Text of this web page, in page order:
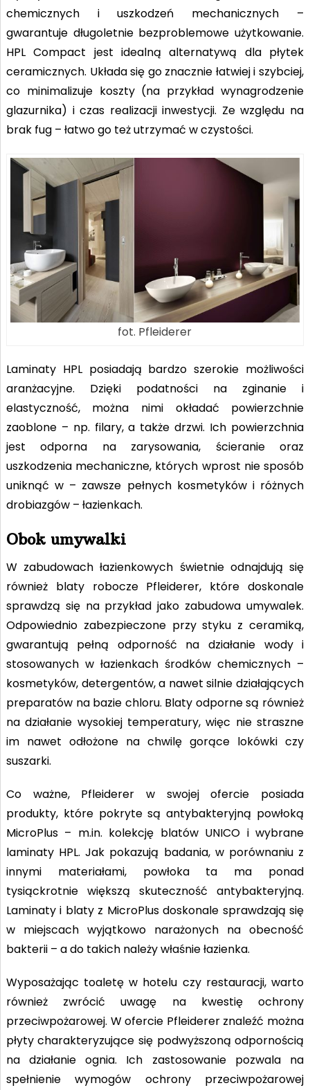
chemicznych i uszkodzeń mechanicznych –
gwarantuje długoletnie bezproblemowe użytkowanie.
HPL Compact jest idealną alternatywą dla płytek
ceramicznych. Układa się go znacznie łatwiej i szybciej,
co minimalizuje koszty (na przykład wynagrodzenie
glazurnika) i czas realizacji inwestycji. Ze względu na
brak fug – łatwo go też utrzymać w czystości.
fot. Pfleiderer
Laminaty HPL posiadają bardzo szerokie możliwości
aranżacyjne. Dzięki podatności na zginanie i
elastyczność, można nimi okładać powierzchnie
zaoblone – np. filary, a także drzwi. Ich powierzchnia
jest odporna na zarysowania, ścieranie oraz
uszkodzenia mechaniczne, których wprost nie sposób
uniknąć w – zawsze pełnych kosmetyków i różnych
drobiazgów – łazienkach.
Obok umywalki
W zabudowach łazienkowych świetnie odnajdują się
również blaty robocze Pfleiderer, które doskonale
sprawdzą się na przykład jako zabudowa umywalek.
Odpowiednio zabezpieczone przy styku z ceramiką,
gwarantują pełną odporność na działanie wody i
stosowanych w łazienkach środków chemicznych –
kosmetyków, detergentów, a nawet silnie działających
preparatów na bazie chloru. Blaty odporne są również
na działanie wysokiej temperatury, więc nie straszne
im nawet odłożone na chwilę gorące lokówki czy
suszarki.
Co ważne, Pfleiderer w swojej ofercie posiada
produkty, które pokryte są antybakteryjną powłoką
MicroPlus – m.in. kolekcję blatów UNICO i wybrane
laminaty HPL. Jak pokazują badania, w porównaniu z
innymi materiałami, powłoka ta ma ponad
tysiąckrotnie większą skuteczność antybakteryjną.
Laminaty i blaty z MicroPlus doskonale sprawdzają się
w miejscach wyjątkowo narażonych na obecność
bakterii – a do takich należy właśnie łazienka.
Wyposażając toaletę w hotelu czy restauracji, warto
również zwrócić uwagę na kwestię ochrony
przeciwpożarowej. W ofercie Pfleiderer znaleźć można
płyty charakteryzujące się podwyższoną odpornością
na działanie ognia. Ich zastosowanie pozwala na
spełnienie wymogów ochrony przeciwpożarowej